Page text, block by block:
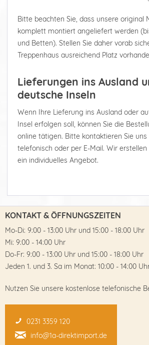
Bitte beachten Sie, dass unsere original
komplett montiert angeliefert werden
und Betten). Stellen Sie daher vorab
Treppenhaus ausreichend Platz
Lieferungen ins Ausland
deutsche Inseln
Wenn Ihre Lieferung ins Ausland oder
Insel erfolgen soll, können Sie die
online tätigen. Bitte kontaktieren Sie
telefonisch oder per E-Mail. Wir
ein individuelles Angebot.
KONTAKT & ÖFFNUNGSZEITEN
Mo-Di: 9:00 - 13:00 Uhr und 15:00 - 18:00 Uhr
Mi: 9:00 - 14:00 Uhr
Do-Fr: 9:00 - 13:00 Uhr und 15:00 - 18:00 Uhr
Jeden 1. und 3. Sa im Monat: 10:00 - 14:00
Nutzen Sie unsere kostenlose telefonische
0231 3359 120
info@1a-direktimport.de